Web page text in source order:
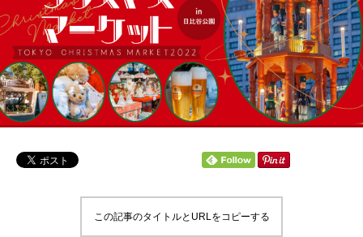
この記事のタイトルとURLをコピーする